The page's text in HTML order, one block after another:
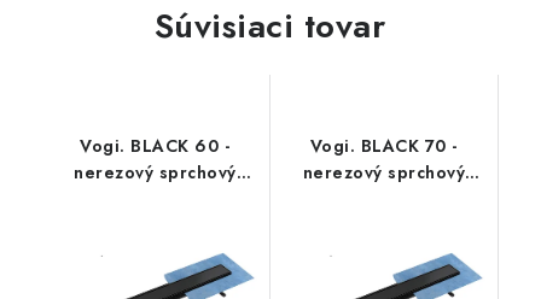
Súvisiaci tovar
Vogi. BLACK 60 -
nerezový sprchový
Vogi. BLACK 70 -
nerezový sprchový